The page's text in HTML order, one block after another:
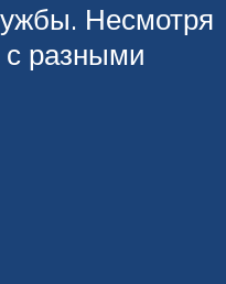
Несмотря
с разными